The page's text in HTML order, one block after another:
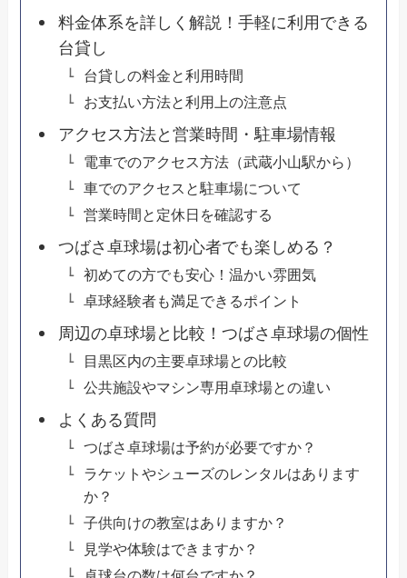
料金体系を詳しく解説！手軽に利用できる
台貸し
台貸しの料金と利用時間
お支払い方法と利用上の注意点
アクセス方法と営業時間・駐車場情報
電車でのアクセス方法（武蔵小山駅から）
車でのアクセスと駐車場について
営業時間と定休日を確認する
つばさ卓球場は初心者でも楽しめる？
初めての方でも安心！温かい雰囲気
卓球経験者も満足できるポイント
周辺の卓球場と比較！つばさ卓球場の個性
目黒区内の主要卓球場との比較
公共施設やマシン専用卓球場との違い
よくある質問
つばさ卓球場は予約が必要ですか？
ラケットやシューズのレンタルはあります
か？
子供向けの教室はありますか？
見学や体験はできますか？